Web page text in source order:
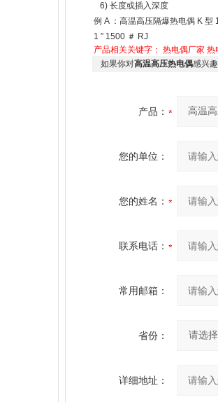
6) 长度或插入深度
例 A ：高温高压隔爆热电偶 K 型
1 ″ 1500 ＃ RJ
产品相关关键字： 热电偶厂家 热
如果你对高温高压热电偶感兴
产品：
您的单位：
您的姓名：
联系电话：
常用邮箱：
省份：
详细地址：